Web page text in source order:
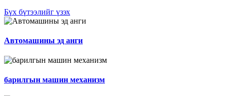
Бүх бүтээлийг үзэх
Автомашины эд анги
барилгын машин механизм